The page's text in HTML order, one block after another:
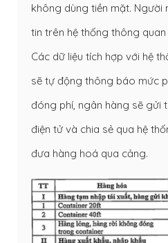
không dùng tiền mặt. Người
tin trên hệ thống thông
Các dữ liệu tích hợp với hệ
sẽ tự động thông báo mức
đóng phí, ngân hàng sẽ gửi
điện tử và chia sẻ qua hệ
đưa hàng hoá qua cảng.